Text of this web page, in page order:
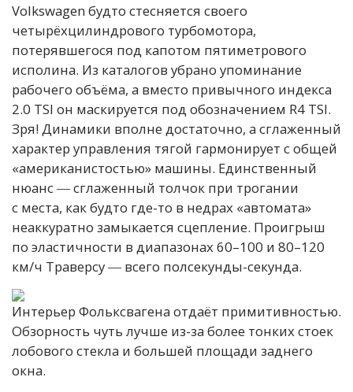
Volkswagen будто стесняется своего
четырёхцилиндрового турбомотора,
потерявшегося под капотом пятиметрового
исполина. Из каталогов убрано упоминание
рабочего объёма, а вместо привычного индекса
2.0 TSI он маскируется под обозначением R4 TSI.
Зря! Динамики вполне достаточно, а сглаженный
характер управления тягой гармонирует с общей
«американистостью» машины. Единственный
нюанс ― сглаженный толчок при трогании
с места, как будто где-то в недрах «автомата»
неаккуратно замыкается сцепление. Проигрыш
по эластичности в диапазонах 60–100 и 80–120
км/ч Траверсу ― всего полсекунды-секунда.
Интерьер Фольксвагена отдаёт примитивностью.
Обзорность чуть лучше из-за более тонких стоек
лобового стекла и большей площади заднего
окна.